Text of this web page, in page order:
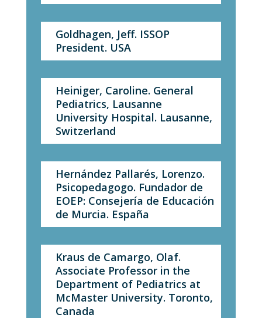
Goldhagen, Jeff. ISSOP
President. USA
Heiniger, Caroline. General
Pediatrics, Lausanne
University Hospital. Lausanne,
Switzerland
Hernández Pallarés, Lorenzo.
Psicopedagogo. Fundador de
EOEP: Consejería de Educación
de Murcia. España
Kraus de Camargo, Olaf.
Associate Professor in the
Department of Pediatrics at
McMaster University. Toronto,
Canada